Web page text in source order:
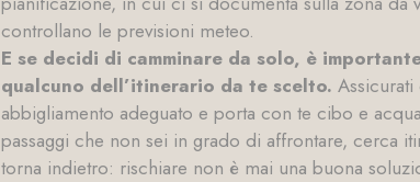
controllano le previsioni meteo.
E se decidi di camminare da solo, è
qualcuno dell’itinerario da te scelto.
abbigliamento adeguato e porta con te cibo e
passaggi che non sei in grado di affrontare, cerca
torna indietro: rischiare non è mai una buona